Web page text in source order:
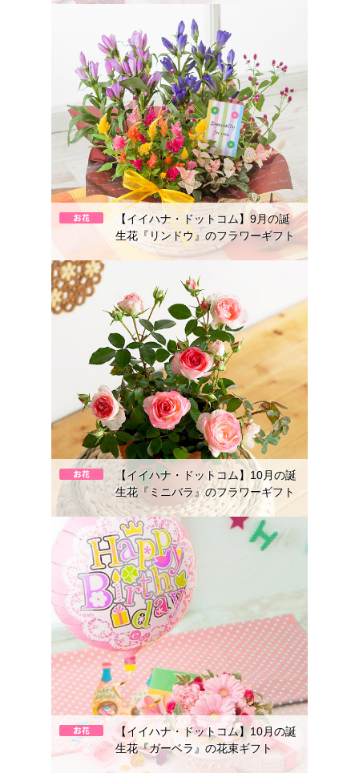
【イイハナ・ドットコム】9月の誕
生花『リンドウ』のフラワーギフト
【イイハナ・ドットコム】10月の誕
生花『ミニバラ』のフラワーギフト
【イイハナ・ドットコム】10月の誕
生花『ガーベラ』の花束ギフト